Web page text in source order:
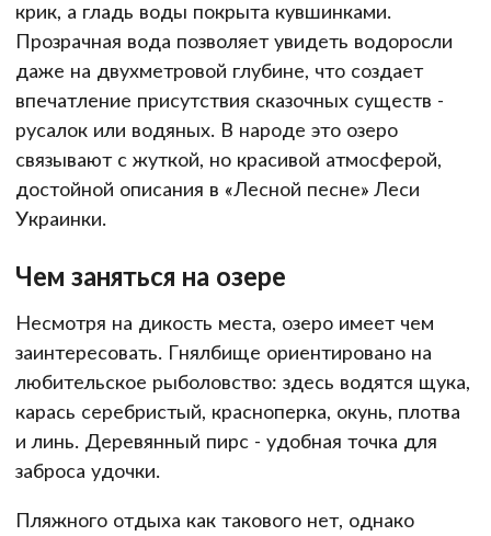
крик, а гладь воды покрыта кувшинками.
Прозрачная вода позволяет увидеть водоросли
даже на двухметровой глубине, что создает
впечатление присутствия сказочных существ -
русалок или водяных. В народе это озеро
связывают с жуткой, но красивой атмосферой,
достойной описания в «Лесной песне» Леси
Украинки.
Чем заняться на озере
Несмотря на дикость места, озеро имеет чем
заинтересовать. Гнялбище ориентировано на
любительское рыболовство: здесь водятся щука,
карась серебристый, красноперка, окунь, плотва
и линь. Деревянный пирс - удобная точка для
заброса удочки.
Пляжного отдыха как такового нет, однако